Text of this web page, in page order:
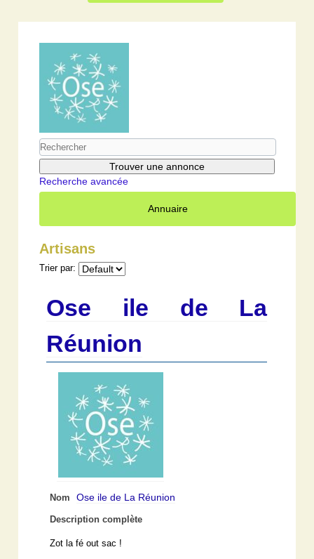
Recherche avancée
Annuaire
Artisans
Trier par:
Ose ile de La
Réunion
Nom Ose ile de La Réunion
Description complète
Zot la fé out sac !